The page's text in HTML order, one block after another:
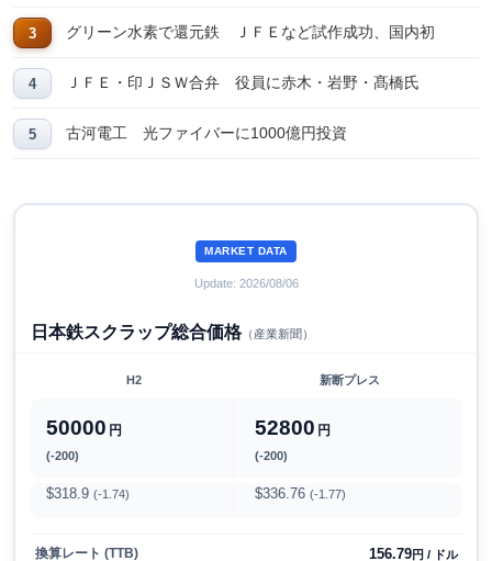
グリーン水素で還元鉄 ＪＦＥなど試作成功、国内初
ＪＦＥ・印ＪＳＷ合弁 役員に赤木・岩野・髙橋氏
古河電工 光ファイバーに1000億円投資
MARKET DATA
Update: 2026/08/06
日本鉄スクラップ総合価格（産業新聞）
H2 新断プレス
50000 円
(-200)
52800 円
(-200)
$318.9 (-1.74) $336.76 (-1.77)
換算レート (TTB) 156.79円 / ドル